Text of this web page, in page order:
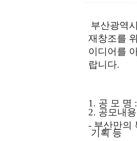
부산광역
재창조를
이디어를
랍니다.
1. 공 모 명
2. 공모내용
- 부산만의
기획 등